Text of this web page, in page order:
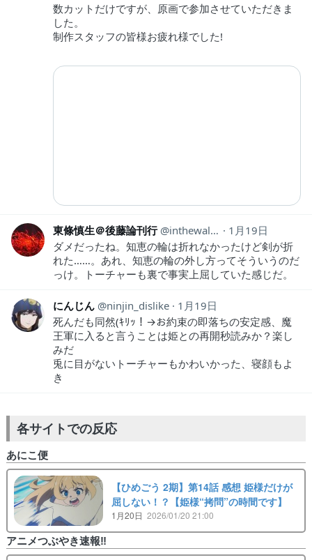
数カットだけですが、原画で参加させていただきま
した。
制作スタッフの皆様お疲れ様でした!
東條慎生＠後藤論刊行 inthewall81
1月19日
ダメだったね。知恵の輪は折れなかったけど剣が折
れた……。あれ、知恵の輪の外し方ってそういうのだ
っけ。トーチャーも裏で事実上屈していた感じだ。
にんじん ninjin_dislike
1月19日
死んだも同然(ｷﾘｯ！→お約束の即落ちの安定感、魔
王軍に入ると言うことは姫との再開秒読みか？楽し
みだ
兎に目がないトーチャーもかわいかった、寝顔もよ
き
各サイトでの反応
あにこ便
【ひめごう 2期】第14話 感想 姫様だけが
屈しない！？【姫様“拷問”の時間です】
1月20日 2026/01/20 21:00
アニメつぶやき速報‼︎